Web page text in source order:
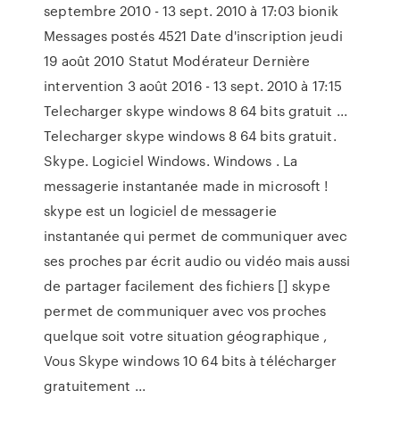
septembre 2010 - 13 sept. 2010 à 17:03 bionik
Messages postés 4521 Date d'inscription jeudi
19 août 2010 Statut Modérateur Dernière
intervention 3 août 2016 - 13 sept. 2010 à 17:15
Telecharger skype windows 8 64 bits gratuit ...
Telecharger skype windows 8 64 bits gratuit.
Skype. Logiciel Windows. Windows . La
messagerie instantanée made in microsoft !
skype est un logiciel de messagerie
instantanée qui permet de communiquer avec
ses proches par écrit audio ou vidéo mais aussi
de partager facilement des fichiers [] skype
permet de communiquer avec vos proches
quelque soit votre situation géographique ,
Vous Skype windows 10 64 bits à télécharger
gratuitement ...